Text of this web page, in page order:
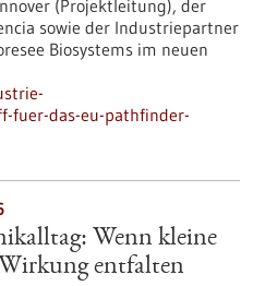
(Projektleitung), der
sowie der Industriepartner
Biosystems im neuen
fuer-das-eu-pathfinder-
Wenn kleine
entfalten